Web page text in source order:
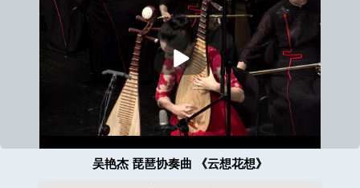
放
吴艳杰 琵琶协奏曲 《云想花想》